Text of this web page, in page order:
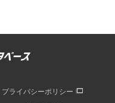
プライバシーポリシー